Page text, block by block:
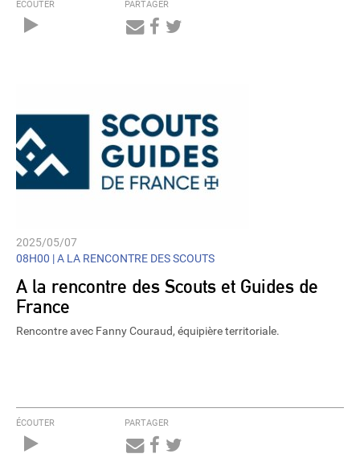
ÉCOUTER PARTAGER
2025/05/07
08H00 |A LA RENCONTRE DES SCOUTS
A la rencontre des Scouts et Guides de
France
Rencontre avec Fanny Couraud, équipière territoriale.
ÉCOUTER PARTAGER